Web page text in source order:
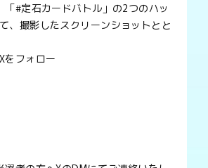
「#定石カードバトル」の2つのハッ
、撮影したスクリーンショットとと
をフォロー